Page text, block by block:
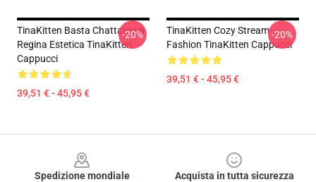
TinaKitten Basta Chattare La
Regina Estetica TinaKitten
Cappucci
39,51 € - 45,95 €
-20%
TinaKitten Cozy Stream
Fashion TinaKitten Cappucci
39,51 € - 45,95 €
-20%
Spedizione mondiale
Acquista in tutta sicurezza